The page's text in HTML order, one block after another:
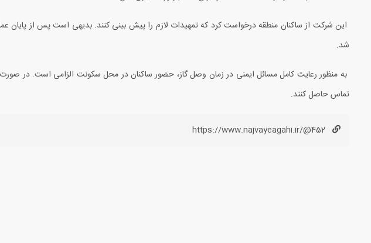
این شرکت از ساکنان منطقه درخواست کرد که تمهیدات لازم را پیش بینی کنند. بدیهی است پس از پایان
شد.
تماس حاصل کنند.
https://www.najvayeagahi.ir/@452